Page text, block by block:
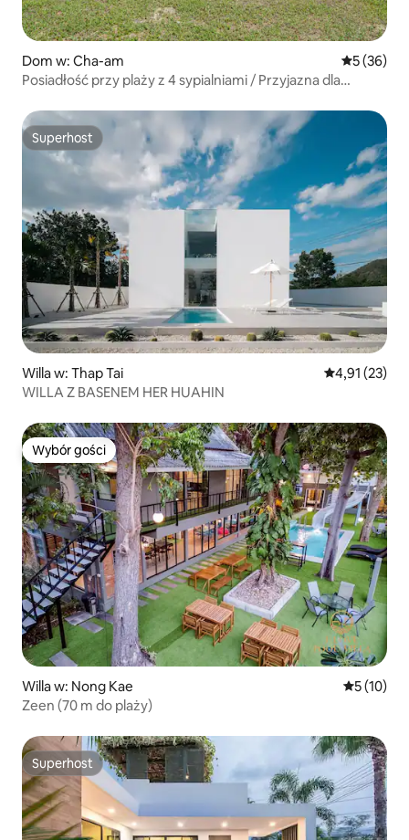
Dom w: Cha-am Średnia
5 (36)
Posiadłość przy plaży z 4 sypialniami / Przyjazna dla
Superhost
Superhost
Willa w: Thap Tai Średnia
4,91 (23)
WILLA Z BASENEM HER HUAHIN
Wybór gości
Wybór gości
Willa w: Nong Kae Średnia
5 (10)
Zeen (70 m do plaży)
Superhost
Superhost